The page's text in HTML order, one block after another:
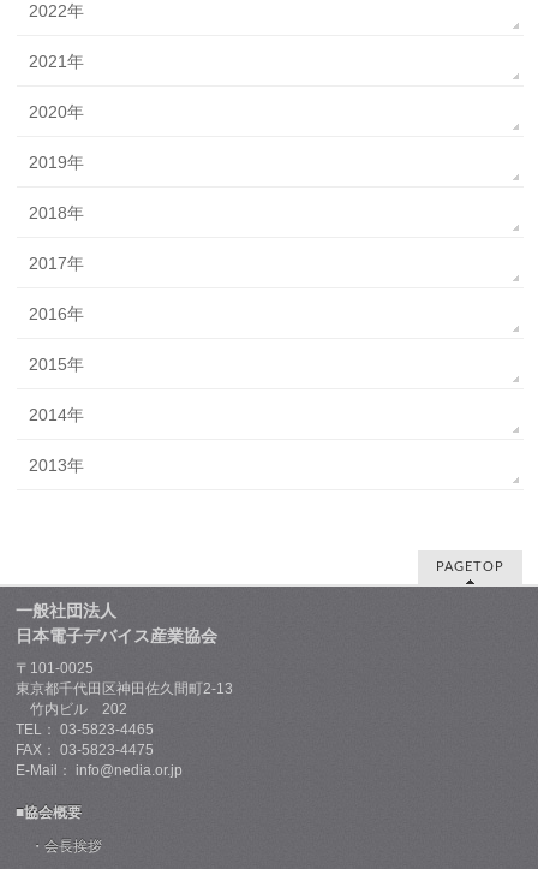
2022年
2021年
2020年
2019年
2018年
2017年
2016年
2015年
2014年
2013年
PAGETOP
一般社団法人
日本電子デバイス産業協会
〒101-0025
東京都千代田区神田佐久間町2-13
竹内ビル 202
TEL： 03-5823-4465
FAX： 03-5823-4475
E-Mail： info@nedia.or.jp
■協会概要
・会長挨拶